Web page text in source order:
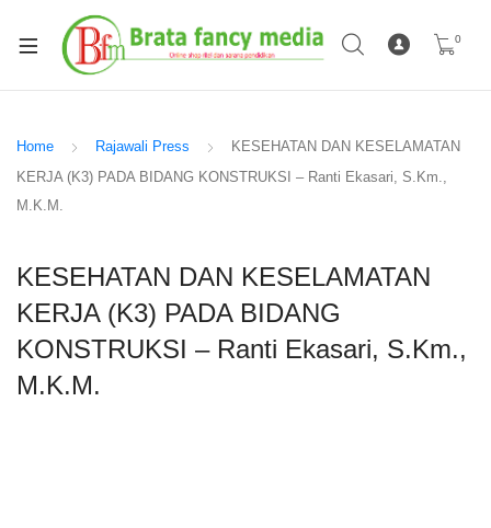
0
Home Rajawali Press
KESEHATAN DAN KESELAMATAN
KERJA (K3) PADA BIDANG KONSTRUKSI – Ranti Ekasari, S.Km.,
M.K.M.
KESEHATAN DAN KESELAMATAN
KERJA (K3) PADA BIDANG
KONSTRUKSI – Ranti Ekasari, S.Km.,
M.K.M.